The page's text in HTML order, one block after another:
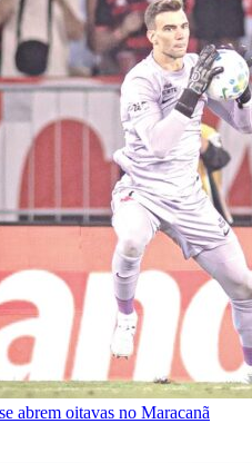
abrem oitavas no Maracanã